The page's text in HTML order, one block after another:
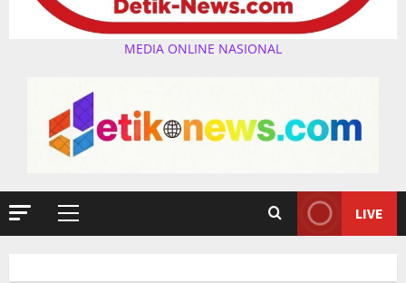
MEDIA ONLINE NASIONAL
Primary
LIVE